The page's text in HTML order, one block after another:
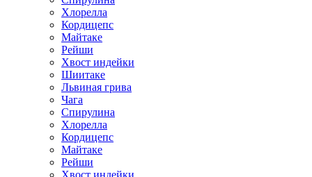
Хлорелла
Кордицепс
Майтаке
Рейши
Хвост индейки
Шиитаке
Львиная грива
Чага
Спирулина
Хлорелла
Кордицепс
Майтаке
Рейши
Хвост индейки